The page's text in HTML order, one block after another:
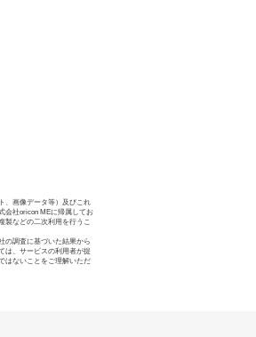
、画像データ等）及びこれ
会社oricon MEに帰属してお
製などの二次利用を行うこ
の調査に基づいた結果から
は、サービスの利用者が提
はないことをご理解いただ